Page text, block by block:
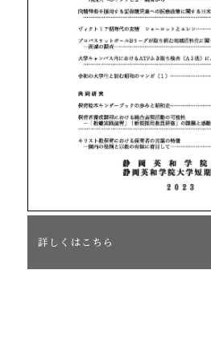
詳しくはこちら